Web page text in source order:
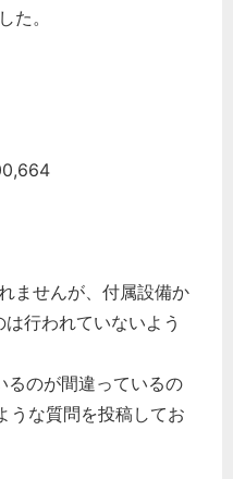
た。
ませんが、付属設備か
行われていないよう
るのが間違っているの
うな質問を投稿してお